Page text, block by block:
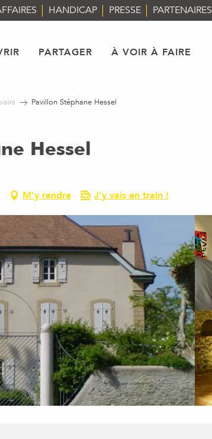
HANDICAP PRESSE PARTENAIRES
PARTAGER À VOIR À FAIRE
Pavillon Stéphane Hessel
Hessel
M'y rendre J'y vais en train !